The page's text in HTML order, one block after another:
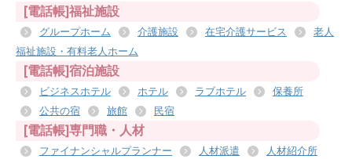
[電話帳]福祉施設
グループホーム 介護施設 在宅介護サービス
老人
福祉施設・有料老人ホーム
[電話帳]宿泊施設
ビジネスホテル ホテル ラブホテル
保養所
公共の宿
旅館 民宿
[電話帳]専門職・人材
ファイナンシャルプランナー 人材派遣
人材紹介所